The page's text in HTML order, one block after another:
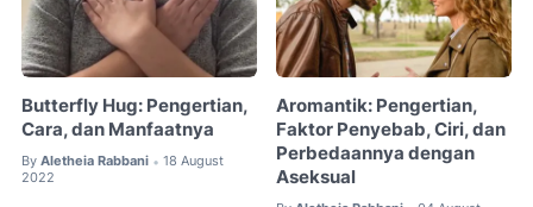
Butterfly Hug: Pengertian,
Cara, dan Manfaatnya
By Aletheia Rabbani • 18 August
2022
Aromantik: Pengertian,
Faktor Penyebab, Ciri, dan
Perbedaannya dengan
Aseksual